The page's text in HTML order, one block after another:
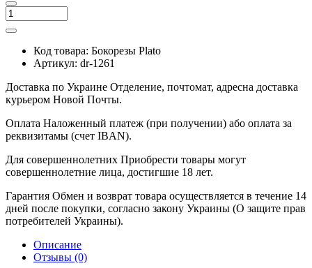
Код товара: Бокорезы Plato
Артикул: dr-1261
Доставка по Украине Отделение, почтомат, адресна доставка
курьером Новой Почты.
Оплата Наложенный платеж (при получении) або оплата за
реквизитамы (счет IBAN).
Для совершеннолетних Приобрести товары могут
совершеннолетние лица, достигшие 18 лет.
Гарантия Обмен и возврат товара осуществляется в течение 14
дней после покупки, согласно закону Украины (О защите прав
потребителей Украины).
Описание
Отзывы (0)